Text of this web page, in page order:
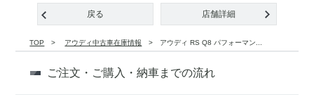
戻る 店舗詳細
TOP アウディ中古車在庫情報 アウディ RS Q8 パフォーマン...
ご注文・ご購入・納車までの流れ